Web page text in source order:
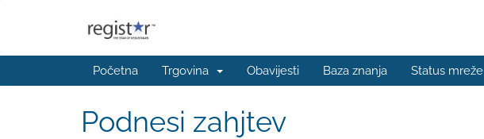
Početna Trgovina Obavijesti Baza znanja Status mreže
Podnesi zahjtev